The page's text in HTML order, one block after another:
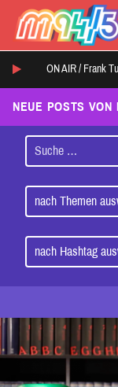
ON AIR / Frank
NEUE POSTS VON